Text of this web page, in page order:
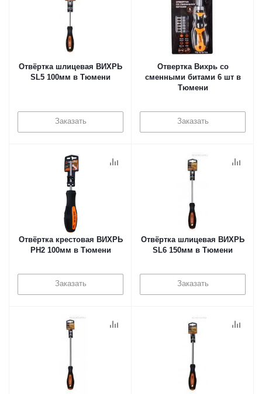
Отвёртка шлицевая ВИХРЬ
SL5 100мм в Тюмени
Заказать
Отвертка Вихрь со
сменными битами 6 шт в
Тюмени
Заказать
Отвёртка крестовая ВИХРЬ
PH2 100мм в Тюмени
Заказать
Отвёртка шлицевая ВИХРЬ
SL6 150мм в Тюмени
Заказать